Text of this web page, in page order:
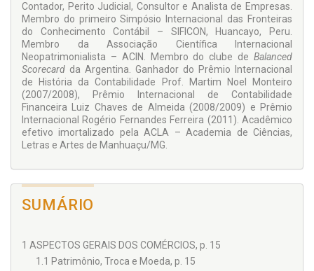
Contador, Perito Judicial, Consultor e Analista de Empresas.
Membro do primeiro Simpósio Internacional das Fronteiras
do Conhecimento Contábil – SIFICON, Huancayo, Peru.
Membro da Associação Científica Internacional
Neopatrimonialista – ACIN. Membro do clube de Balanced
Scorecard da Argentina. Ganhador do Prêmio Internacional
de História da Contabilidade Prof. Martim Noel Monteiro
(2007/2008), Prêmio Internacional de Contabilidade
Financeira Luiz Chaves de Almeida (2008/2009) e Prêmio
Internacional Rogério Fernandes Ferreira (2011). Acadêmico
efetivo imortalizado pela ACLA – Academia de Ciências,
Letras e Artes de Manhuaçu/MG.
SUMÁRIO
1 ASPECTOS GERAIS DOS COMÉRCIOS, p. 15
1.1 Patrimônio, Troca e Moeda, p. 15